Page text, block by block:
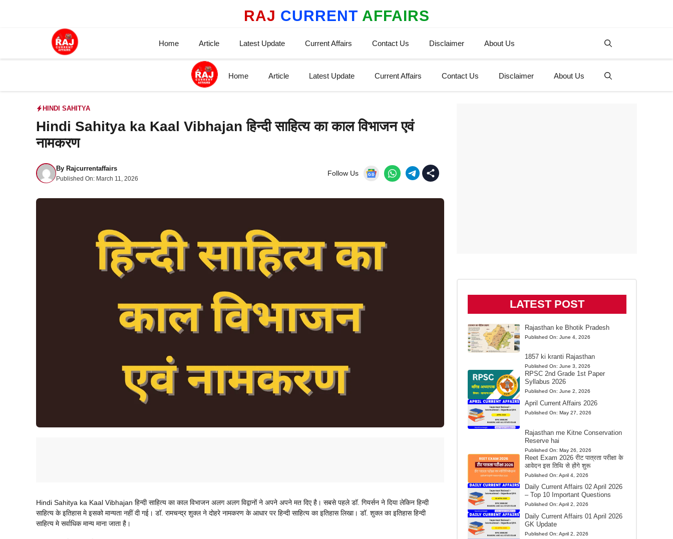
RAJ CURRENT AFFAIRS
Home Article Latest Update Current Affairs Contact Us Disclaimer About Us
Home Article Latest Update Current Affairs Contact Us Disclaimer About Us
HINDI SAHITYA
Hindi Sahitya ka Kaal Vibhajan हिन्दी साहित्य का काल विभाजन एवं
नामकरण
By Rajcurrentaffairs
Published On: March 11, 2026
Follow Us
Hindi Sahitya ka Kaal Vibhajan हिन्दी साहित्य का काल विभाजन अलग अलग विद्वानों ने अपने अपने मत दिए है। सबसे पहले डॉ. गियर्सन ने दिया लेकिन हिन्दी
साहित्य के इतिहास मे इसको मान्यता नहीं दी गई। डॉ. रामचन्द्र शुक्ल ने दोहरे नामकरण के आधार पर हिन्दी साहित्य का इतिहास लिखा। डॉ. शुक्ल का इतिहास हिन्दी
साहित्य मे सर्वाधिक मान्य माना जाता है।
LATEST POST
Rajasthan ke Bhotik Pradesh
Published On: June 4, 2026
1857 ki kranti Rajasthan
Published On: June 3, 2026
RPSC 2nd Grade 1st Paper
Syllabus 2026
Published On: June 2, 2026
April Current Affairs 2026
Published On: May 27, 2026
Rajasthan me Kitne Conservation
Reserve hai
Published On: May 26, 2026
Reet Exam 2026 रीट पात्रता परीक्षा के
आवेदन इस तिथि से होंगे शुरू
Published On: April 4, 2026
Daily Current Affairs 02 April 2026
– Top 10 Important Questions
Published On: April 2, 2026
Daily Current Affairs 01 April 2026
GK Update
Published On: April 2, 2026